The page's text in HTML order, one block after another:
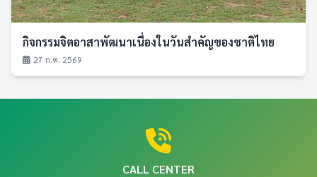
กิจกรรมจิตอาสาพัฒนาเนื่องในวันสำคัญของชาติไทย
27 ก.ค. 2569
CALL CENTER